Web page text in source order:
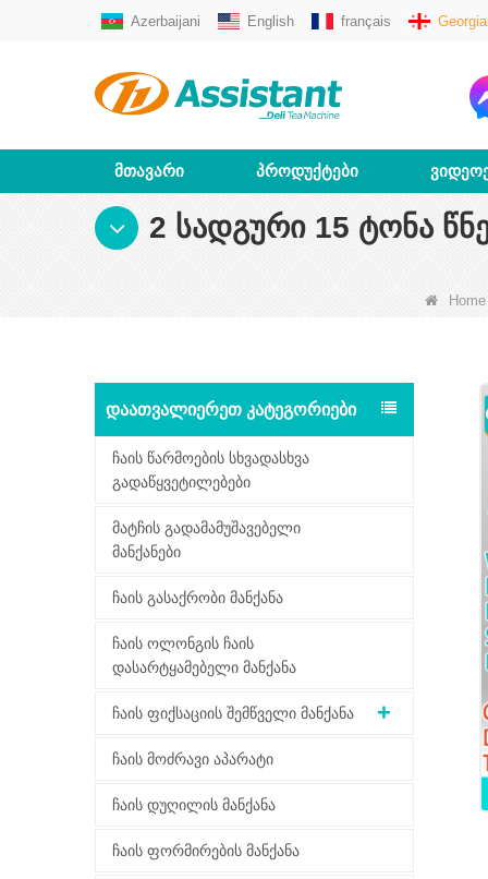
Azerbaijani English français
ᲛᲗᲐᲕᲐᲠᲘ ᲞᲠᲝᲓᲣᲥᲢᲔᲑᲘ
2 ᲡᲐᲓᲒᲣᲠᲘ 15 ᲢᲝᲜᲐ
Home
ᲓᲐᲐᲗᲕᲐᲚᲘᲔᲠᲔᲗ ᲙᲐᲢᲔᲒᲝᲠᲘᲔᲑᲘ
ჩაის წარმოების სხვადასხვა
გადაწყვეტილებები
მატჩის გადამამუშავებელი
მანქანები
ჩაის გასაქრობი მანქანა
ჩაის ოლონგის ჩაის
დასარტყამებელი მანქანა
ჩაის ფიქსაციის შემწველი მანქანა
ჩაის მოძრავი აპარატი
ჩაის დუღილის მანქანა
ჩაის ფორმირების მანქანა